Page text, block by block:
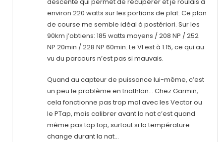
descente qui permet de récupérer et je roulais à
environ 220 watts sur les portions de plat. Ce plan
de course me semble idéal à postériori. Sur les
90km j’obtiens: 185 watts moyens / 208 NP / 252
NP 20min / 228 NP 60min. Le VI est à 1.15, ce qui au
vu du parcours n’est pas si mauvais.
Quand au capteur de puissance lui-même, c’est
un peu le problème en triathlon… Chez Garmin,
cela fonctionne pas trop mal avec les Vector ou
le PTap, mais calibrer avant la nat c’est quand
même pas top top, surtout si la température
change durant la nat…